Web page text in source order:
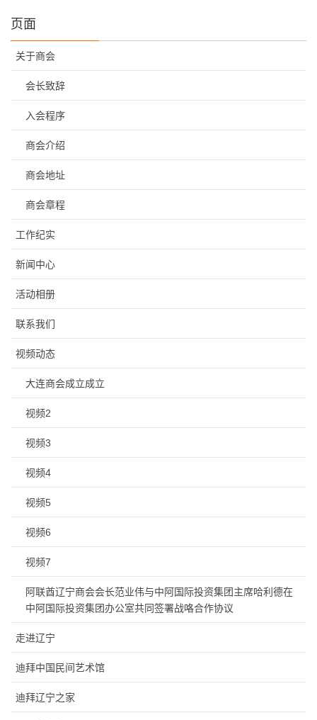
页面
关于商会
会长致辞
入会程序
商会介绍
商会地址
商会章程
工作纪实
新闻中心
活动相册
联系我们
视频动态
大连商会成立成立
视频2
视频3
视频4
视频5
视频6
视频7
阿联酋辽宁商会会长范业伟与中阿国际投资集团主席哈利德在
中阿国际投资集团办公室共同签署战咯合作协议
走进辽宁
迪拜中国民间艺术馆
迪拜辽宁之家